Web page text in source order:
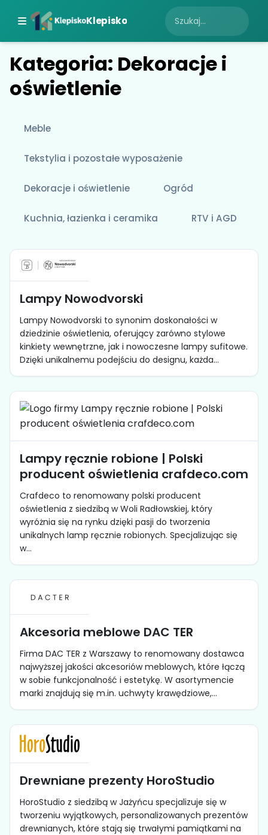
Klepisko
Kategoria: Dekoracje i
oświetlenie
Meble
Tekstylia i pozostałe wyposażenie
Dekoracje i oświetlenie Ogród
Kuchnia, łazienka i ceramika RTV i AGD
Lampy Nowodvorski
Lampy Nowodvorski to synonim doskonałości w
dziedzinie oświetlenia, oferujący zarówno stylowe
kinkiety wewnętrzne, jak i nowoczesne lampy sufitowe.
Dzięki unikalnemu podejściu do designu, każda...
Lampy ręcznie robione | Polski
producent oświetlenia crafdeco.com
Crafdeco to renomowany polski producent
oświetlenia z siedzibą w Woli Radłowskiej, który
wyróżnia się na rynku dzięki pasji do tworzenia
unikalnych lamp ręcznie robionych. Specjalizując się
w...
Akcesoria meblowe DAC TER
Firma DAC TER z Warszawy to renomowany dostawca
najwyższej jakości akcesoriów meblowych, które łączą
w sobie funkcjonalność i estetykę. W asortymencie
marki znajdują się m.in. uchwyty krawędziowe,...
Drewniane prezenty HoroStudio
HoroStudio z siedzibą w Jażyńcu specjalizuje się w
tworzeniu wyjątkowych, personalizowanych prezentów
drewnianych, które stają się trwałymi pamiątkami na